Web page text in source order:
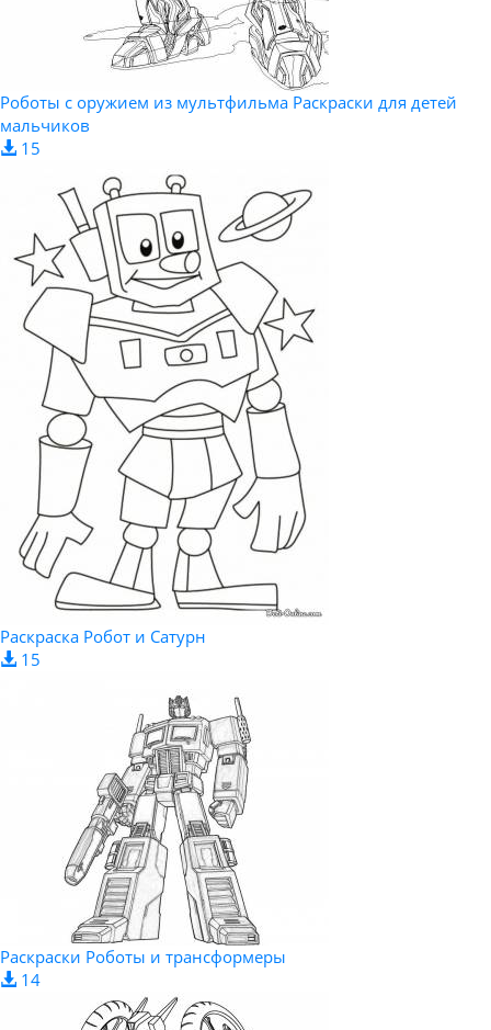
Роботы с оружием из мультфильма Раскраски для детей
мальчиков
15
Раскраска Робот и Сатурн
15
Раскраски Роботы и трансформеры
14